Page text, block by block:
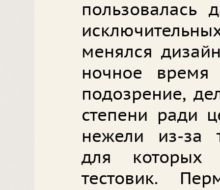
пользовалась
менялся
ночное время
подозрение,
степени ради
нежели из-за
для которых
тестовик.